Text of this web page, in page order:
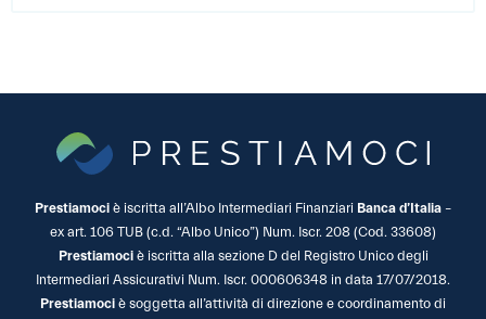
Prestiamoci è iscritta all’Albo Intermediari Finanziari Banca d’Italia –
ex art. 106 TUB (c.d. “Albo Unico”) Num. Iscr. 208 (Cod. 33608)
Prestiamociè iscritta alla sezione D del Registro Unico degli
Intermediari Assicurativi Num. Iscr. 000606348 in data 17/07/2018.
Prestiamoci è soggetta all’attività di direzione e coordinamento di